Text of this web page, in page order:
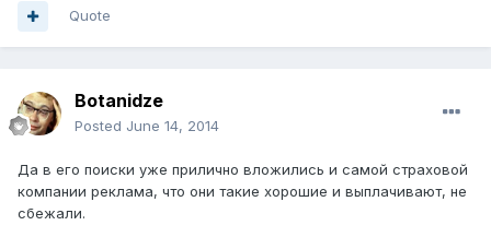
Quote
Botanidze
Posted June 14, 2014
Да в его поиски уже прилично вложились и самой страховой
компании реклама, что они такие хорошие и выплачивают, не
сбежали.